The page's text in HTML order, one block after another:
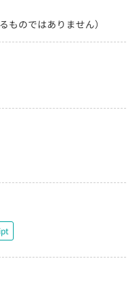
ものではありません）